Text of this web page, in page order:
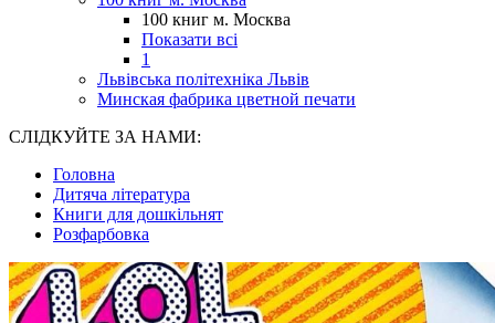
100 книг м. Москва
Показати всі
1
Львівська політехніка Львів
Минская фабрика цветной печати
СЛІДКУЙТЕ ЗА НАМИ:
Головна
Дитяча література
Книги для дошкільнят
Розфарбовка